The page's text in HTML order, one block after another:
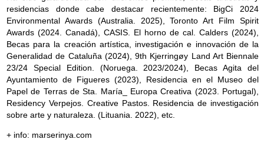
residencias donde cabe destacar recientemente: BigCi 2024
Environmental Awards (Australia. 2025), Toronto Art Film Spirit
Awards (2024. Canadá), CASIS. El horno de cal. Calders (2024),
Becas para la creación artística, investigación e innovación de la
Generalidad de Cataluña (2024), 9th Kjerringøy Land Art Biennale
23/24 Special Edition. (Noruega. 2023/2024), Becas Agita del
Ayuntamiento de Figueres (2023), Residencia en el Museo del
Papel de Terras de Sta. María_ Europa Creativa (2023. Portugal),
Residency Verpejos. Creative Pastos. Residencia de investigación
sobre arte y naturaleza. (Lituania. 2022), etc.
+ info: marserinya.com